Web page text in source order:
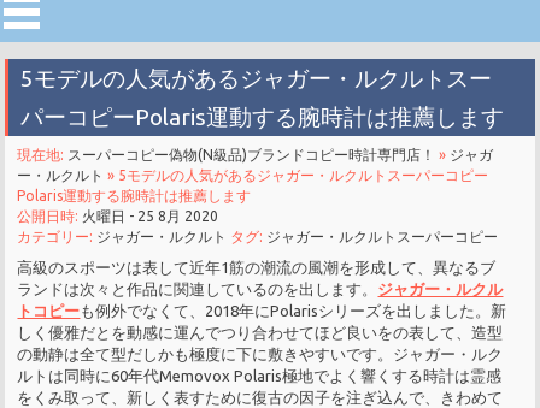
5モデルの人気があるジャガー・ルクルトスー
パーコピーPolaris運動する腕時計は推薦します
現在地: スーパーコピー偽物(N級品)ブランドコピー時計専門店！ » ジャガ
ー・ルクルト » 5モデルの人気があるジャガー・ルクルトスーパーコピー
Polaris運動する腕時計は推薦します
公開日時: 火曜日 - 25 8月 2020
カテゴリー: ジャガー・ルクルト タグ: ジャガー・ルクルトスーパーコピー
高級のスポーツは表して近年1筋の潮流の風潮を形成して、異なるブ
ランドは次々と作品に関連しているのを出します。 ジャガー・ルクル
トコピーも例外でなくて、2018年にPolarisシリーズを出しました。新
しく優雅だとを動感に運んでつり合わせてほど良いをの表して、造型
の動静は全て型だしかも極度に下に敷きやすいです。ジャガー・ルク
ルトは同時に60年代Memovox Polaris極地でよく響くする時計は霊感
をくみ取って、新しく表すために復古の因子を注ぎ込んで、きわめて